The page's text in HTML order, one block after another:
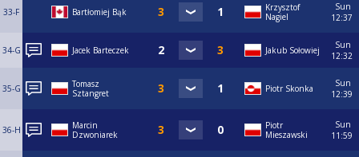
33-F Bartłomiej Bąk
Krzysztof
Nagiel
Sun
12:37
34-G Jacek Barteczek Jakub Sołowiej
Sun
12:32
35-G
Tomasz
Sztangret
Piotr Skonka
Sun
12:39
36-H
Marcin
Dzwoniarek
Piotr
Mieszawski
Sun
11:59